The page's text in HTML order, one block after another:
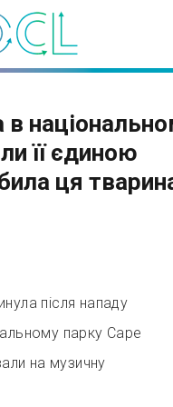
в
її єдиною
ця
після нападу
парку Cape
на музичну